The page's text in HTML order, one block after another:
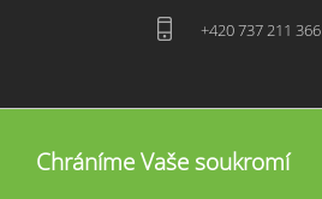
+420 737 211 366
Chráníme Vaše soukromí